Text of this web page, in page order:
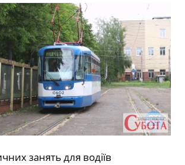
занять для водіїв